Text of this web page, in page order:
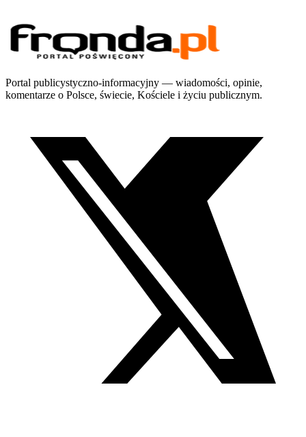
Portal publicystyczno-informacyjny — wiadomości, opinie,
komentarze o Polsce, świecie, Kościele i życiu publicznym.